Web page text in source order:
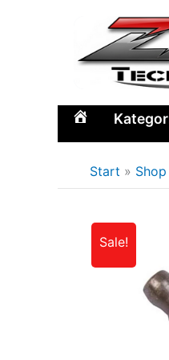
Home
Start Shop
Sale!